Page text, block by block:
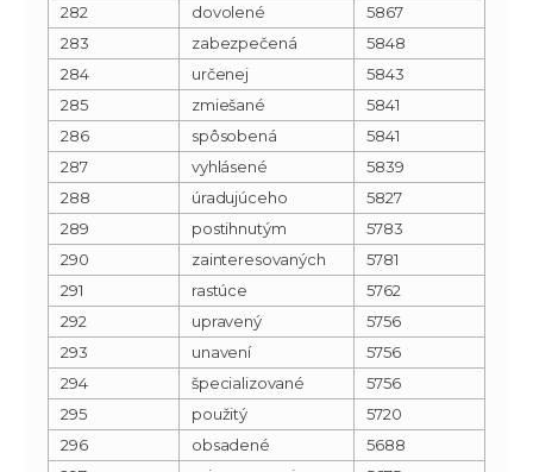
282
dovolené
5867
283
zabezpečená
5848
284
určenej
5843
285
zmiešané
5841
286
spôsobená
5841
287
vyhlásené
5839
288
úradujúceho
5827
289
postihnutým
5783
290
zainteresovaných
5781
291
rastúce
5762
292
upravený
5756
293
unavení
5756
294
špecializované
5756
295
použitý
5720
296
obsadené
5688